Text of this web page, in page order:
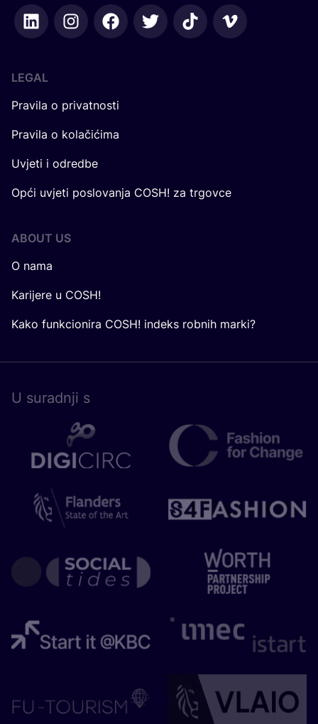
LEGAL
Pravila o privatnosti
Pravila o kolačićima
Uvjeti i odredbe
Opći uvjeti poslovanja COSH! za trgovce
ABOUT US
O nama
Karijere u COSH!
Kako funkcionira COSH! indeks robnih marki?
U surad­nji s